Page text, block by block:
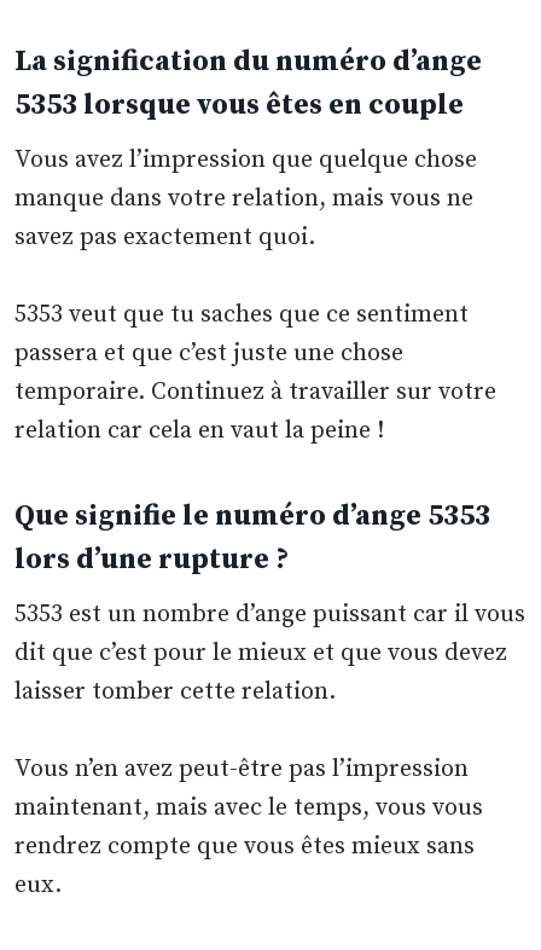
La signification du numéro d’ange
5353 lorsque vous êtes en couple
Vous avez l’impression que quelque chose
manque dans votre relation, mais vous ne
savez pas exactement quoi.
5353 veut que tu saches que ce sentiment
passera et que c’est juste une chose
temporaire. Continuez à travailler sur votre
relation car cela en vaut la peine !
Que signifie le numéro d’ange 5353
lors d’une rupture ?
5353 est un nombre d’ange puissant car il vous
dit que c’est pour le mieux et que vous devez
laisser tomber cette relation.
Vous n’en avez peut-être pas l’impression
maintenant, mais avec le temps, vous vous
rendrez compte que vous êtes mieux sans
eux.